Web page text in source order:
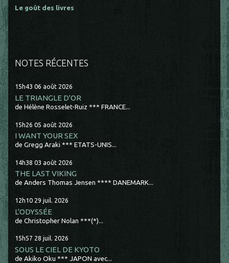
Le goût des livres
NOTES RÉCENTES
15h43 06 août 2026
LE TRIANGLE D'OR
de Hélène Rosselet-Ruiz *** FRANCE...
15h26 05 août 2026
I WANT YOUR SEX
de Gregg Araki *** ETATS-UNIS...
14h38 03 août 2026
THE LAST VIKING
de Anders Thomas Jensen **** DANEMARK...
12h10 29 juil. 2026
L'ODYSSÉE
de Christopher Nolan ***(*)...
15h57 28 juil. 2026
SOUS LE CIEL DE KYOTO
de Akiko Oku *** JAPON avec...